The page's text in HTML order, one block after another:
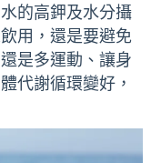
的高鉀及水分攝
用，還是要避免
是多運動、讓身
代謝循環變好，